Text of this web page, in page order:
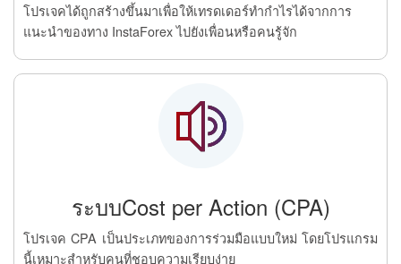
โปรเจคได้ถูกสร้างขึ้นมาเพื่อให้เทรดเดอร์ทำกำไรได้จากการ
แนะนำของทาง InstaForex ไปยังเพื่อนหรือคนรู้จัก
ระบบCost per Action (CPA)
โปรเจค CPA เป็นประเภทของการร่วมมือแบบใหม่ โดยโปรแกรม
นี้เหมาะสำหรับคนที่ชอบความเรียบง่าย